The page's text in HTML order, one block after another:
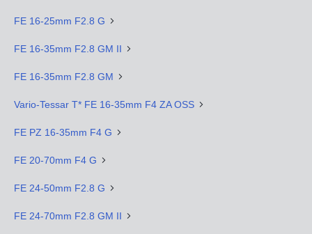
FE 16-25mm F2.8 G
FE 16-35mm F2.8 GM II
FE 16-35mm F2.8 GM
Vario-Tessar T* FE 16-35mm F4 ZA OSS
FE PZ 16-35mm F4 G
FE 20-70mm F4 G
FE 24-50mm F2.8 G
FE 24-70mm F2.8 GM II